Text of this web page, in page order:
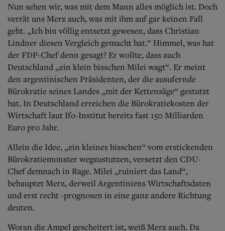
Nun sehen wir, was mit dem Mann alles möglich ist. Doch
verrät uns Merz auch, was mit ihm auf gar keinen Fall
geht. „Ich bin völlig entsetzt gewesen, dass Christian
Lindner diesen Vergleich gemacht hat.“ Himmel, was hat
der FDP-Chef denn gesagt? Er wollte, dass auch
Deutschland „ein klein bisschen Milei wagt“. Er meint
den argentinischen Präsidenten, der die ausufernde
Bürokratie seines Landes „mit der Kettensäge“ gestutzt
hat. In Deutschland erreichen die Bürokratiekosten der
Wirtschaft laut Ifo-Institut bereits fast 150 Milliarden
Euro pro Jahr.
Allein die Idee, „ein kleines bisschen“ vom erstickenden
Bürokratiemonster wegzustutzen, versetzt den CDU-
Chef demnach in Rage. Milei „ruiniert das Land“,
behauptet Merz, derweil Argentiniens Wirtschaftsdaten
und erst recht -prognosen in eine ganz andere Richtung
deuten.
Woran die Ampel gescheitert ist, weiß Merz auch. Da